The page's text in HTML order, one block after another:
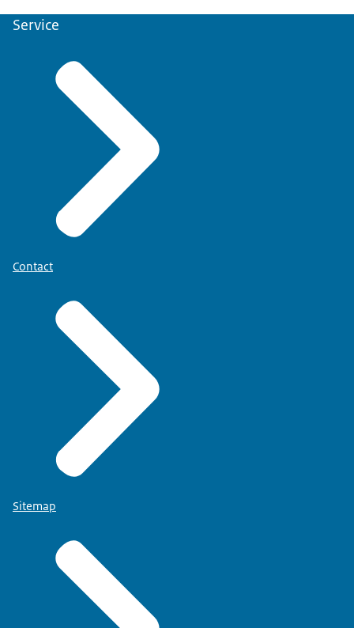
Service
Contact
Sitemap